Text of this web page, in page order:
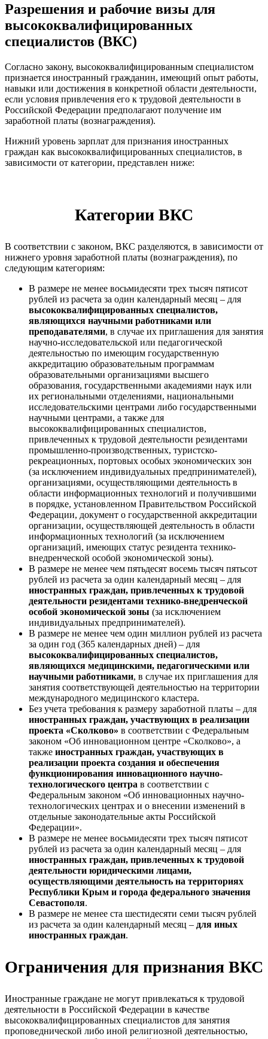
Разрешения и рабочие визы для
высококвалифицированных
специалистов (ВКС)
Согласно закону, высококвалифицированным специалистом
признается иностранный гражданин, имеющий опыт работы,
навыки или достижения в конкретной области деятельности,
если условия привлечения его к трудовой деятельности в
Российской Федерации предполагают получение им
заработной платы (вознаграждения).
Нижний уровень зарплат для признания иностранных
граждан как высококвалифицированных специалистов, в
зависимости от категории, представлен ниже:
Категории ВКС
В соответствии с законом, ВКС разделяются, в зависимости от
нижнего уровня заработной платы (вознаграждения), по
следующим категориям:
В размере не менее восьмидесяти трех тысяч пятисот
рублей из расчета за один календарный месяц – для
высококвалифицированных специалистов,
являющихся научными работниками или
преподавателями, в случае их приглашения для занятия
научно-исследовательской или педагогической
деятельностью по имеющим государственную
аккредитацию образовательным программам
образовательными организациями высшего
образования, государственными академиями наук или
их региональными отделениями, национальными
исследовательскими центрами либо государственными
научными центрами, а также для
высококвалифицированных специалистов,
привлеченных к трудовой деятельности резидентами
промышленно-производственных, туристско-
рекреационных, портовых особых экономических зон
(за исключением индивидуальных предпринимателей),
организациями, осуществляющими деятельность в
области информационных технологий и получившими
в порядке, установленном Правительством Российской
Федерации, документ о государственной аккредитации
организации, осуществляющей деятельность в области
информационных технологий (за исключением
организаций, имеющих статус резидента технико-
внедренческой особой экономической зоны).
В размере не менее чем пятьдесят восемь тысяч пятьсот
рублей из расчета за один календарный месяц – для
иностранных граждан, привлеченных к трудовой
деятельности резидентами технико-внедренческой
особой экономической зоны (за исключением
индивидуальных предпринимателей).
В размере не менее чем один миллион рублей из расчета
за один год (365 календарных дней) – для
высококвалифицированных специалистов,
являющихся медицинскими, педагогическими или
научными работниками, в случае их приглашения для
занятия соответствующей деятельностью на территории
международного медицинского кластера.
Без учета требования к размеру заработной платы – для
иностранных граждан, участвующих в реализации
проекта «Сколково» в соответствии с Федеральным
законом «Об инновационном центре «Сколково», а
также иностранных граждан, участвующих в
реализации проекта создания и обеспечения
функционирования инновационного научно-
технологического центра в соответствии с
Федеральным законом «Об инновационных научно-
технологических центрах и о внесении изменений в
отдельные законодательные акты Российской
Федерации».
В размере не менее восьмидесяти трех тысяч пятисот
рублей из расчета за один календарный месяц – для
иностранных граждан, привлеченных к трудовой
деятельности юридическими лицами,
осуществляющими деятельность на территориях
Республики Крым и города федерального значения
Севастополя.
В размере не менее ста шестидесяти семи тысяч рублей
из расчета за один календарный месяц – для иных
иностранных граждан.
Ограничения для признания ВКС
Иностранные граждане не могут привлекаться к трудовой
деятельности в Российской Федерации в качестве
высококвалифицированных специалистов для занятия
проповеднической либо иной религиозной деятельностью,